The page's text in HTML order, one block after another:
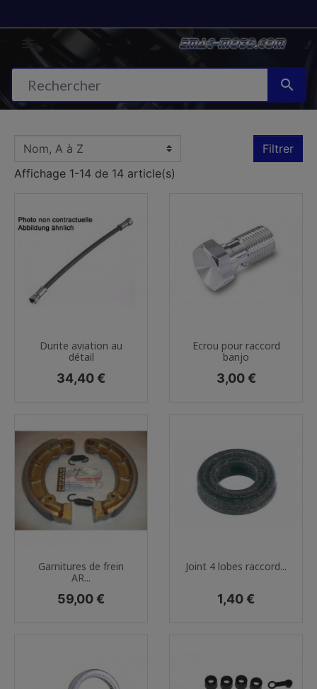

Filtrer
Affichage 1-14 de 14 article(s)
Durite aviation au
détail
Prix
34,40 €
Ecrou pour raccord
banjo
Prix
3,00 €
Garnitures de frein
AR...
Prix
59,00 €
Joint 4 lobes raccord...
Prix
1,40 €